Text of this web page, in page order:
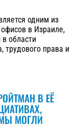
одним из
в Израиле,
области
трудового права и
В ЕЁ
МОГЛИ